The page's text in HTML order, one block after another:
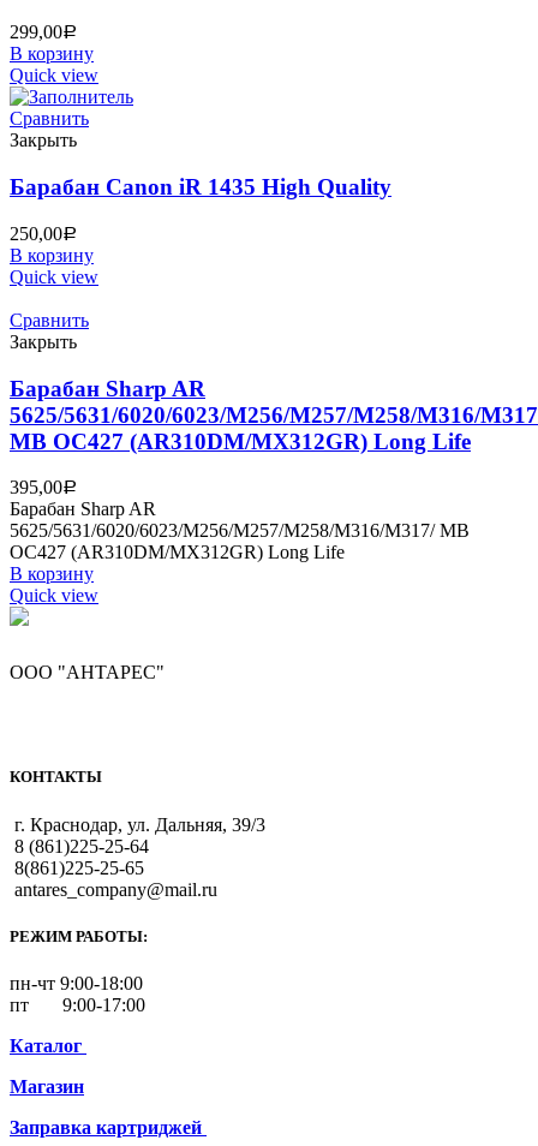
299,00Р
В корзину
Quick view
Сравнить
Закрыть
Барабан Canon iR 1435 High Quality
250,00Р
В корзину
Quick view
Сравнить
Закрыть
Барабан Sharp AR
5625/5631/6020/6023/M256/M257/M258/M316/
MB OC427 (AR310DM/MX312GR) Long Life
395,00Р
Барабан Sharp AR
5625/5631/6020/6023/M256/M257/M258/M316/M317/ MB
OC427 (AR310DM/MX312GR) Long Life
В корзину
Quick view
ООО "АНТАРЕС"
КОНТАКТЫ
г. Краснодар, ул. Дальняя, 39/3
8 (861)225-25-64
8(861)225-25-65
antares_company@mail.ru
РЕЖИМ РАБОТЫ:
пн-чт 9:00-18:00
пт 9:00-17:00
Каталог
Магазин
Заправка картриджей